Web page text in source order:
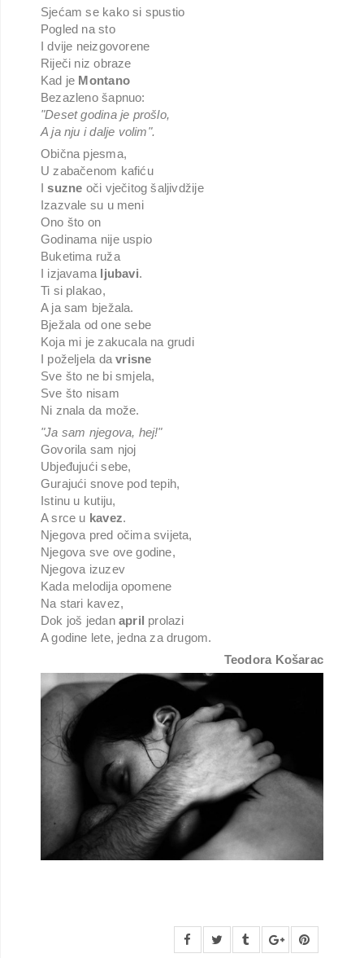
Sjećam se kako si spustio
Pogled na sto
I dvije neizgovorene
Riječi niz obraze
Kad je Montano
Bezazleno šapnuo:
"Deset godina je prošlo,
A ja nju i dalje volim".
Obična pjesma,
U zabačenom kafiću
Isuzne oči vječitog šaljivdžije
Izazvale su u meni
Ono što on
Godinama nije uspio
Buketima ruža
I izjavama ljubavi.
Ti si plakao,
A ja sam bježala.
Bježala od one sebe
Koja mi je zakucala na grudi
I poželjela davrisne
Sve što ne bi smjela,
Sve što nisam
Ni znala da može.
"Ja sam njegova, hej!"
Govorila sam njoj
Ubjeđujući sebe,
Gurajući snove pod tepih,
Istinu u kutiju,
A srce u kavez.
Njegova pred očima svijeta,
Njegova sve ove godine,
Njegova izuzev
Kada melodija opomene
Na stari kavez,
Dok još jedan april prolazi
A godine lete, jedna za drugom.
Teodora Košarac